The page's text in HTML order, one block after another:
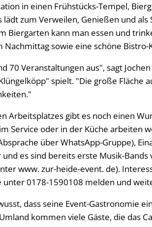
in einen Frühstücks-Tempel,
lädt zum Verweilen, Genießen und
Biergarten kann man essen und
Nachmittag sowie eine schöne
70 Veranstaltungen aus", sagt
spielt. "Die große Fläche
Arbeitsplatzes gibt es noch einen
Service oder in der Küche arbeiten
über WhatsApp-Gruppe),
und es sind bereits erste Musik-
www. zur-heide-event. de).
unter 0178-1590108 melden und
dass seine Event-Gastronomie
kommen viele Gäste, die das